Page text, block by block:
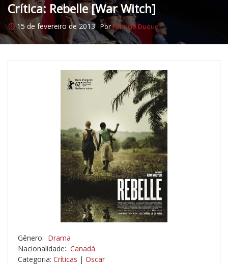
Crítica: Rebelle [War Witch]
15 de fevereiro de 2013 PorFabricio Duque
Gênero: Drama
Nacionalidade: Canadá
Categoria: Críticas | Oscar